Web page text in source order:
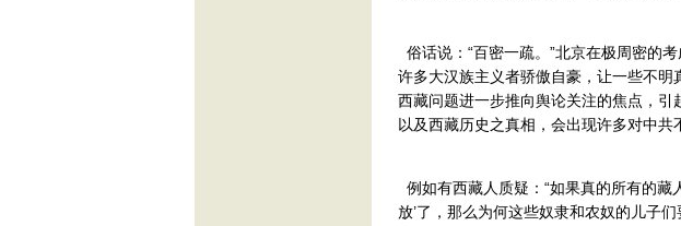
俗话说：“百密一疏。”北京在极周密的
许多大汉族主义者骄傲自豪，让一些不
西藏问题进一步推向舆论关注的焦点，
以及西藏历史之真相，会出现许多对中共
例如有西藏人质疑：“如果真的所有的藏
放’了，那么为何这些奴隶和农奴的儿子